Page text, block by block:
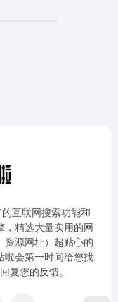
互联网搜索功能和
，精选大量实用的网
资源网址）超贴心的
啦会第一时间给您找
复您的反馈。